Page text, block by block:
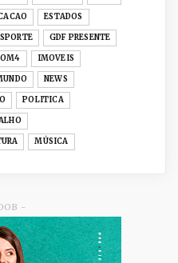
gastronômicas à 33ª
recei...
2026
DIGITAL
ganha novas
e...
2026
2026
do CAD-DF e inicia
ESTADOS
GDF PRESENTE
IMOVEIS
NEWS
POLITICA
MÚSICA
-